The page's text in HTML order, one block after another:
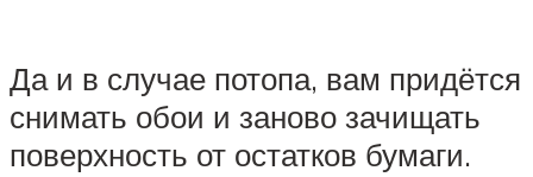
Да и в случае потопа, вам придётся
снимать обои и заново зачищать
поверхность от остатков бумаги.